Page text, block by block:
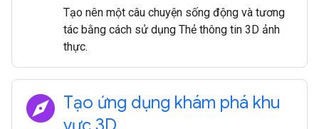
Tạo nên một câu chuyện sống động và tương
tác bằng cách sử dụng Thẻ thông tin 3D ảnh
thực.
explore Tạo ứng dụng khám phá khu